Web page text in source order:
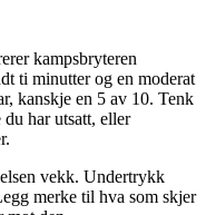
kampsbryteren
ti minutter og en moderat
kanskje en 5 av 10. Tenk
du har utsatt, eller
vekk. Undertrykk
merke til hva som skjer